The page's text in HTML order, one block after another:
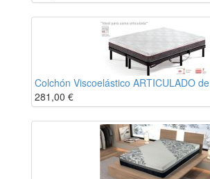
Colchón Viscoelástico ARTICULADO de
281,00 €